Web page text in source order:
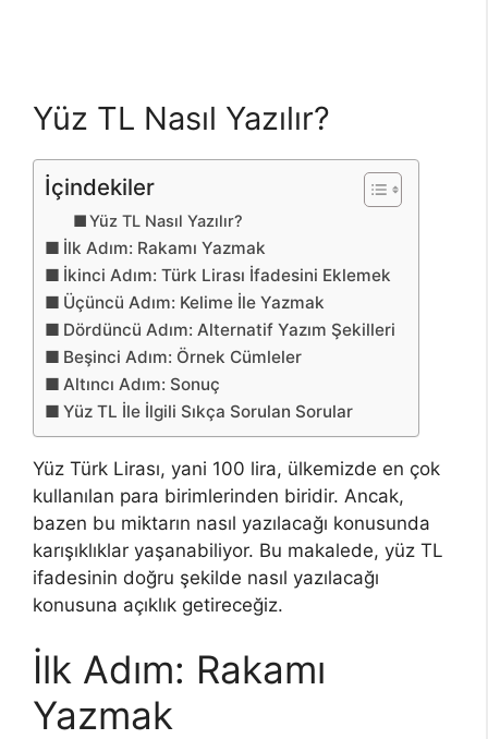
Yüz TL Nasıl Yazılır?
İçindekiler
Yüz TL Nasıl Yazılır?
İlk Adım: Rakamı Yazmak
İkinci Adım: Türk Lirası İfadesini Eklemek
Üçüncü Adım: Kelime İle Yazmak
Dördüncü Adım: Alternatif Yazım Şekilleri
Beşinci Adım: Örnek Cümleler
Altıncı Adım: Sonuç
Yüz TL İle İlgili Sıkça Sorulan Sorular
Yüz Türk Lirası, yani 100 lira, ülkemizde en çok
kullanılan para birimlerinden biridir. Ancak,
bazen bu miktarın nasıl yazılacağı konusunda
karışıklıklar yaşanabiliyor. Bu makalede, yüz TL
ifadesinin doğru şekilde nasıl yazılacağı
konusuna açıklık getireceğiz.
İlk Adım: Rakamı
Yazmak